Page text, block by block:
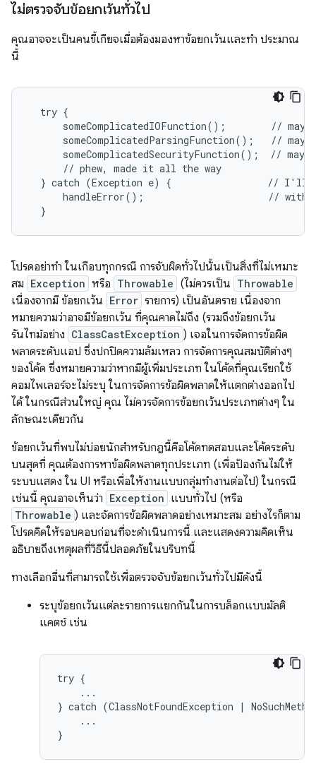
ไม่ตรวจจับข้อยกเว้นทั่วไป
คุณอาจจะเป็นคนขี้เกียจเมื่อต้องมองหาข้อยกเว้นและทำ ประมาณ
นี้
  try {
someComplicatedIOFunction();        // may
someComplicatedParsingFunction();   // may
someComplicatedSecurityFunction();  // may
      // phew, made it all the way
} catch (Exception e) {                 // I'll
handleError();                      // with
  }
โปรดอย่าทำ ในเกือบทุกกรณี การจับผิดทั่วไปนั้นเป็นสิ่งที่ไม่เหมาะ
สม Exception หรือ Throwable (ไม่ควรเป็น Throwable
เนื่องจากมี ข้อยกเว้น Error รายการ) เป็นอันตราย เนื่องจาก
หมายความว่าอาจมีข้อยกเว้น ที่คุณคาดไม่ถึง (รวมถึงข้อยกเว้น
รันไทม์อย่าง ClassCastException ) เจอในการจัดการข้อผิด
พลาดระดับแอป ซึ่งปกปิดความล้มเหลว การจัดการคุณสมบัติต่างๆ
ของโค้ด ซึ่งหมายความว่าหากมีผู้เพิ่มประเภท ในโค้ดที่คุณเรียกใช้
คอมไพเลอร์จะไม่ระบุ ในการจัดการข้อผิดพลาดให้แตกต่างออกไป
ได้ ในกรณีส่วนใหญ่ คุณ ไม่ควรจัดการข้อยกเว้นประเภทต่างๆ ใน
ลักษณะเดียวกัน
ข้อยกเว้นที่พบไม่บ่อยนักสำหรับกฎนี้คือโค้ดทดสอบและโค้ดระดับ
บนสุดที่ คุณต้องการหาข้อผิดพลาดทุกประเภท (เพื่อป้องกันไม่ให้
ระบบแสดง ใน UI หรือเพื่อให้งานแบบกลุ่มทำงานต่อไป) ในกรณี
เช่นนี้ คุณอาจเห็นว่า Exception แบบทั่วไป (หรือ
Throwable ) และจัดการข้อผิดพลาดอย่างเหมาะสม อย่างไรก็ตาม
โปรดคิดให้รอบคอบก่อนที่จะดำเนินการนี้ และแสดงความคิดเห็น
อธิบายถึงเหตุผลที่วิธีนี้ปลอดภัยในบริบทนี้
ทางเลือกอื่นที่สามารถใช้เพื่อตรวจจับข้อยกเว้นทั่วไปมีดังนี้
ระบุข้อยกเว้นแต่ละรายการแยกกันในการบล็อกแบบมัลติ
แคตช์ เช่น
try {
    ...
} catch (ClassNotFoundException |
    ...
}